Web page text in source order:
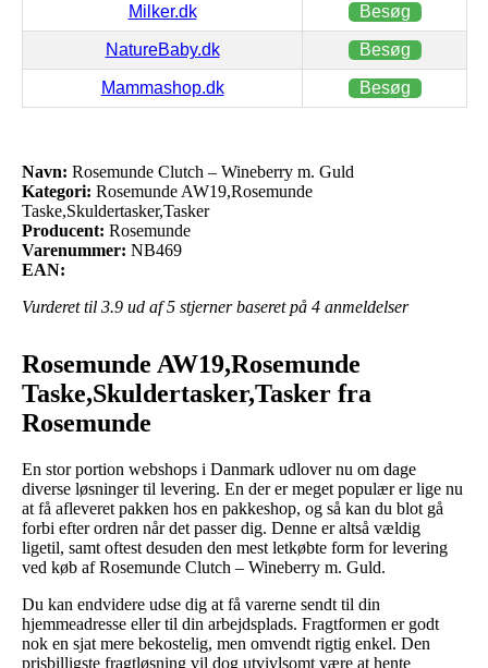
Milker.dk Besøg
NatureBaby.dk Besøg
Mammashop.dk Besøg
Navn: Rosemunde Clutch – Wineberry m. Guld
Kategori: Rosemunde AW19,Rosemunde
Taske,Skuldertasker,Tasker
Producent: Rosemunde
Varenummer: NB469
EAN:
Vurderet til 3.9 ud af 5 stjerner baseret på 4 anmeldelser
Rosemunde AW19,Rosemunde
Taske,Skuldertasker,Tasker fra
Rosemunde
En stor portion webshops i Danmark udlover nu om dage
diverse løsninger til levering. En der er meget populær er lige nu
at få afleveret pakken hos en pakkeshop, og så kan du blot gå
forbi efter ordren når det passer dig. Denne er altså vældig
ligetil, samt oftest desuden den mest letkøbte form for levering
ved køb af Rosemunde Clutch – Wineberry m. Guld.
Du kan endvidere udse dig at få varerne sendt til din
hjemmeadresse eller til din arbejdsplads. Fragtformen er godt
nok en sjat mere bekostelig, men omvendt rigtig enkel. Den
prisbilligste fragtløsning vil dog utvivlsomt være at hente